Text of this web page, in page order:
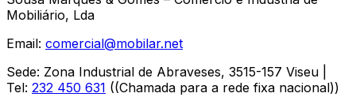
Mobiliário, Lda
Email: comercial@mobilar.net
Sede: Zona Industrial de Abraveses, 3515-157 Viseu
Tel: 232 450 631 ((Chamada para a rede fixa nacional))